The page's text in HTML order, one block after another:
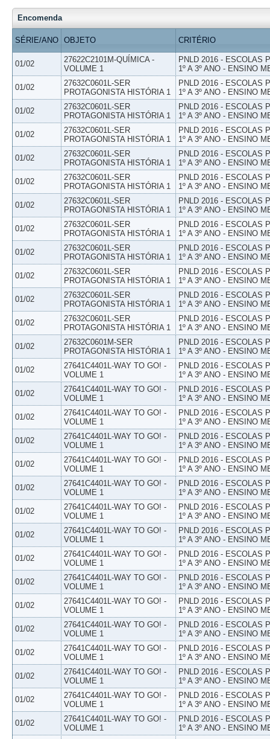
Encomenda
SÉRIE/ANO OBJETO CRITÉRIO
01/02
27622C2101M-QUÍMICA -
VOLUME 1
PNLD 2016 - ESCOLAS
1º A 3º ANO - ENSINO
01/02
27632C0601L-SER
PROTAGONISTA HISTÓRIA 1
PNLD 2016 - ESCOLAS
1º A 3º ANO - ENSINO
01/02
27632C0601L-SER
PROTAGONISTA HISTÓRIA 1
PNLD 2016 - ESCOLAS
1º A 3º ANO - ENSINO
01/02
27632C0601L-SER
PROTAGONISTA HISTÓRIA 1
PNLD 2016 - ESCOLAS
1º A 3º ANO - ENSINO
01/02
27632C0601L-SER
PROTAGONISTA HISTÓRIA 1
PNLD 2016 - ESCOLAS
1º A 3º ANO - ENSINO
01/02
27632C0601L-SER
PROTAGONISTA HISTÓRIA 1
PNLD 2016 - ESCOLAS
1º A 3º ANO - ENSINO
01/02
27632C0601L-SER
PROTAGONISTA HISTÓRIA 1
PNLD 2016 - ESCOLAS
1º A 3º ANO - ENSINO
01/02
27632C0601L-SER
PROTAGONISTA HISTÓRIA 1
PNLD 2016 - ESCOLAS
1º A 3º ANO - ENSINO
01/02
27632C0601L-SER
PROTAGONISTA HISTÓRIA 1
PNLD 2016 - ESCOLAS
1º A 3º ANO - ENSINO
01/02
27632C0601L-SER
PROTAGONISTA HISTÓRIA 1
PNLD 2016 - ESCOLAS
1º A 3º ANO - ENSINO
01/02
27632C0601L-SER
PROTAGONISTA HISTÓRIA 1
PNLD 2016 - ESCOLAS
1º A 3º ANO - ENSINO
01/02
27632C0601L-SER
PROTAGONISTA HISTÓRIA 1
PNLD 2016 - ESCOLAS
1º A 3º ANO - ENSINO
01/02
27632C0601M-SER
PROTAGONISTA HISTÓRIA 1
PNLD 2016 - ESCOLAS
1º A 3º ANO - ENSINO
01/02
27641C4401L-WAY TO GO! -
VOLUME 1
PNLD 2016 - ESCOLAS
1º A 3º ANO - ENSINO
01/02
27641C4401L-WAY TO GO! -
VOLUME 1
PNLD 2016 - ESCOLAS
1º A 3º ANO - ENSINO
01/02
27641C4401L-WAY TO GO! -
VOLUME 1
PNLD 2016 - ESCOLAS
1º A 3º ANO - ENSINO
01/02
27641C4401L-WAY TO GO! -
VOLUME 1
PNLD 2016 - ESCOLAS
1º A 3º ANO - ENSINO
01/02
27641C4401L-WAY TO GO! -
VOLUME 1
PNLD 2016 - ESCOLAS
1º A 3º ANO - ENSINO
01/02
27641C4401L-WAY TO GO! -
VOLUME 1
PNLD 2016 - ESCOLAS
1º A 3º ANO - ENSINO
01/02
27641C4401L-WAY TO GO! -
VOLUME 1
PNLD 2016 - ESCOLAS
1º A 3º ANO - ENSINO
01/02
27641C4401L-WAY TO GO! -
VOLUME 1
PNLD 2016 - ESCOLAS
1º A 3º ANO - ENSINO
01/02
27641C4401L-WAY TO GO! -
VOLUME 1
PNLD 2016 - ESCOLAS
1º A 3º ANO - ENSINO
01/02
27641C4401L-WAY TO GO! -
VOLUME 1
PNLD 2016 - ESCOLAS
1º A 3º ANO - ENSINO
01/02
27641C4401L-WAY TO GO! -
VOLUME 1
PNLD 2016 - ESCOLAS
1º A 3º ANO - ENSINO
01/02
27641C4401L-WAY TO GO! -
VOLUME 1
PNLD 2016 - ESCOLAS
1º A 3º ANO - ENSINO
01/02
27641C4401L-WAY TO GO! -
VOLUME 1
PNLD 2016 - ESCOLAS
1º A 3º ANO - ENSINO
01/02
27641C4401L-WAY TO GO! -
VOLUME 1
PNLD 2016 - ESCOLAS
1º A 3º ANO - ENSINO
01/02
27641C4401L-WAY TO GO! -
VOLUME 1
PNLD 2016 - ESCOLAS
1º A 3º ANO - ENSINO
01/02
27641C4401L-WAY TO GO! -
VOLUME 1
PNLD 2016 - ESCOLAS
1º A 3º ANO - ENSINO